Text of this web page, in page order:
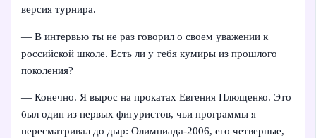
версия турнира.
— В интервью ты не раз говорил о своем уважении к
российской школе. Есть ли у тебя кумиры из прошлого
поколения?
— Конечно. Я вырос на прокатах Евгения Плющенко. Это
был один из первых фигуристов, чьи программы я
пересматривал до дыр: Олимпиада-2006, его четверные,